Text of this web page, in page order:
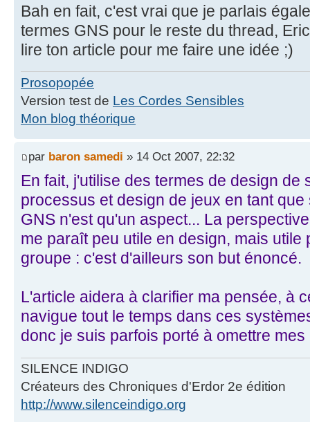
Bah en fait, c'est vrai que je parlais
termes GNS pour le reste du thread,
lire ton article pour me faire une idée ;)
Prosopopée
Version test de Les Cordes Sensibles
Mon blog théorique
par baron samedi » 14 Oct 2007, 22:32
En fait, j'utilise des termes de design
processus et design de jeux en tant
GNS n'est qu'un aspect... La
me paraît peu utile en design, mais utile
groupe : c'est d'ailleurs son but énoncé.
L'article aidera à clarifier ma pensée, à
navigue tout le temps dans ces
donc je suis parfois porté à omettre
SILENCE INDIGO
Créateurs des Chroniques d'Erdor 2e édition
http://www.silenceindigo.org